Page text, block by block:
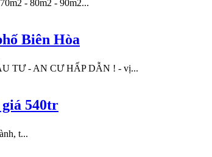
- 80m2 - 90m2...
Biên Hòa
TƯ - AN CƯ HẤP DẪN ! - vị...
540tr
t...